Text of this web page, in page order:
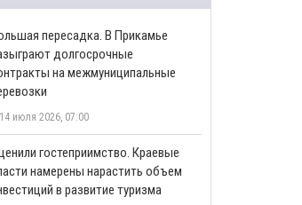
пересадка. В Прикамье
долгосрочные
на межмуниципальные
14 июля 2026, 07:00
гостеприимство. Краевые
намерены нарастить объем
в развитие туризма